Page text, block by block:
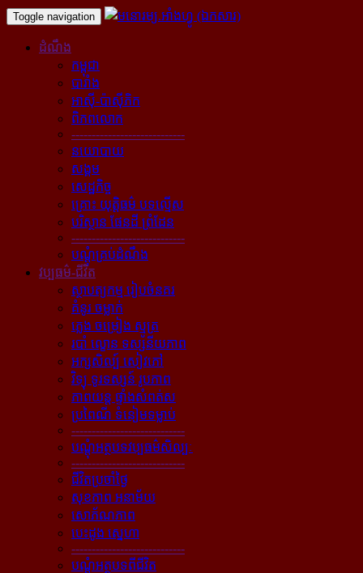
Toggle navigation
ដំណឹង
កម្ពុជា
បារាំង
អាស៊ី-ប៉ាស៊ីភិក
ពិភពលោក
----------------------------
នយោបាយ
សង្គម
សេដ្ឋកិច្ច
គ្រោះ យុត្តិធម៌ បទល្មើស
បរិស្ថាន ផែនដី ព្រំដែន
----------------------------
បណ្ដុំគ្រប់ដំណឹង
វប្បធម៌-ជីវិត
ស្ថាបត្យកម្ម រៀបចំនគរ
គំនូរ ចម្លាក់
ភ្លេង ចម្រៀង ស្មូត្រ
របាំ ល្ខោន ទស្សនីយភាព
អក្សសិល្ប៍ សៀវភៅ
វិទ្យុ ទូរទស្សន៍ រូបភាព
ភាពយន្ដ ផ្ទាំងសំពត់ស
ប្រពៃណី ទំនៀមទម្លាប់
----------------------------
បណ្ដុំអត្ថបទវប្បធម៌សិល្បៈ
----------------------------
ជីវិតប្រចាំថ្ងៃ
សុខភាព អនាម័យ
សោភ័ណភាព
បេះដូង ស្នេហា
----------------------------
បណ្ដុំអត្ថបទពីជីវិត